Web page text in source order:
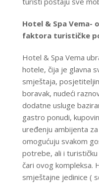
Hotel & SpaVema-
faktora turističke
Hotel & Spa Vema
hotele, čija je glavna
smještaja,
boravak, nudeći
dodatne usluge
gastro ponudi,
uređenju ambijenta
omogućuju svakom
potrebe, ali i
čari ovog kompleksa.
smještajne jedinice (